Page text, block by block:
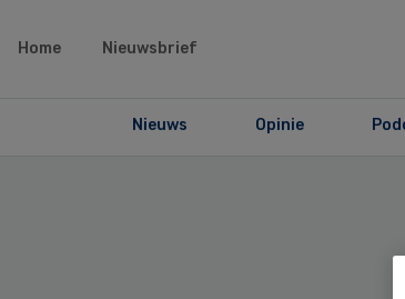
Home Nieuwsbrief
Nieuws Opinie